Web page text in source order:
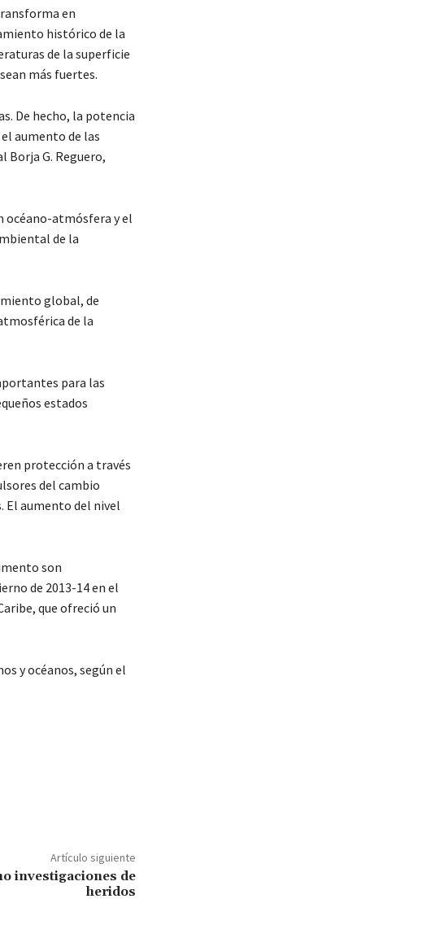
en
histórico de la
de la superficie
más fuertes.
De hecho, la potencia
aumento de las
Borja G. Reguero,
océano-atmósfera y el
de la
global, de
de la
para las
estados
protección a través
del cambio
El aumento del nivel
son
de 2013-14 en el
que ofreció un
y océanos, según el
Artículo siguiente
investigaciones de
heridos